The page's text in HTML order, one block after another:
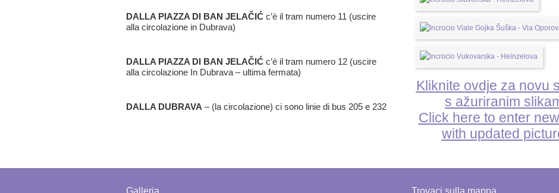
DALLA PIAZZA DI BAN JELAČIĆ c’è il tram numero 11 (uscire
alla circolazione in Dubrava)
DALLA PIAZZA DI BAN JELAČIĆ c’è il tram numero 12 (uscire
alla circolazione In Dubrava – ultima fermata)
DALLA DUBRAVA – (la circolazione) ci sono linie di bus 205 e 232
Kliknite ovdje za novu
s ažuriranim
Click here to enter
with updated
Galleria Trovaci sulla mappa